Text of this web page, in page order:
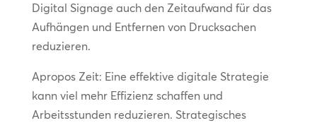
Digital Signage auch den Zeitaufwand für das
Aufhängen und Entfernen von Drucksachen
reduzieren.
Apropos Zeit: Eine effektive digitale Strategie
kann viel mehr Effizienz schaffen und
Arbeitsstunden reduzieren. Strategisches